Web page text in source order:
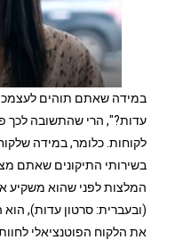
במידה שאתם תוהים
עדות?", הרי שהתשובה לכך
לקוחות. כלומר, במידה
בשירותי התיקונים שאתם
המלצות לפני שהוא משקיע
(ובעברית: סרטון עדות),
את הלקוח הפוטנציאלי